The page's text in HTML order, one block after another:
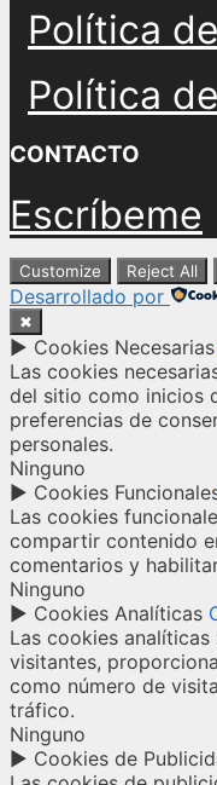
Política
Política
CONTACTO
Escríbeme
Customize Reject All
Desarrollado por
✖
► Cookies Necesarias
Las cookies
del sitio como inicios
preferencias de
personales.
Ninguno
► Cookies
Las cookies
compartir contenido
comentarios y
Ninguno
► Cookies Analíticas
Las cookies
visitantes,
como número de
tráfico.
Ninguno
► Cookies de